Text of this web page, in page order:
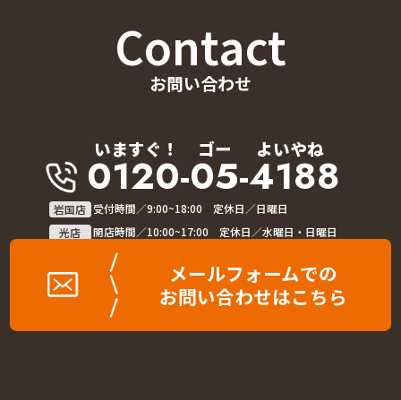
Contact
お問い合わせ
いますぐ！ ゴー よいやね
0120-05-4188
岩国店 受付時間／9:00~18:00 定休日／日曜日
光店
開店時間／10:00~17:00 定休日／水曜日・日曜日
メールフォームでの
お問い合わせはこちら